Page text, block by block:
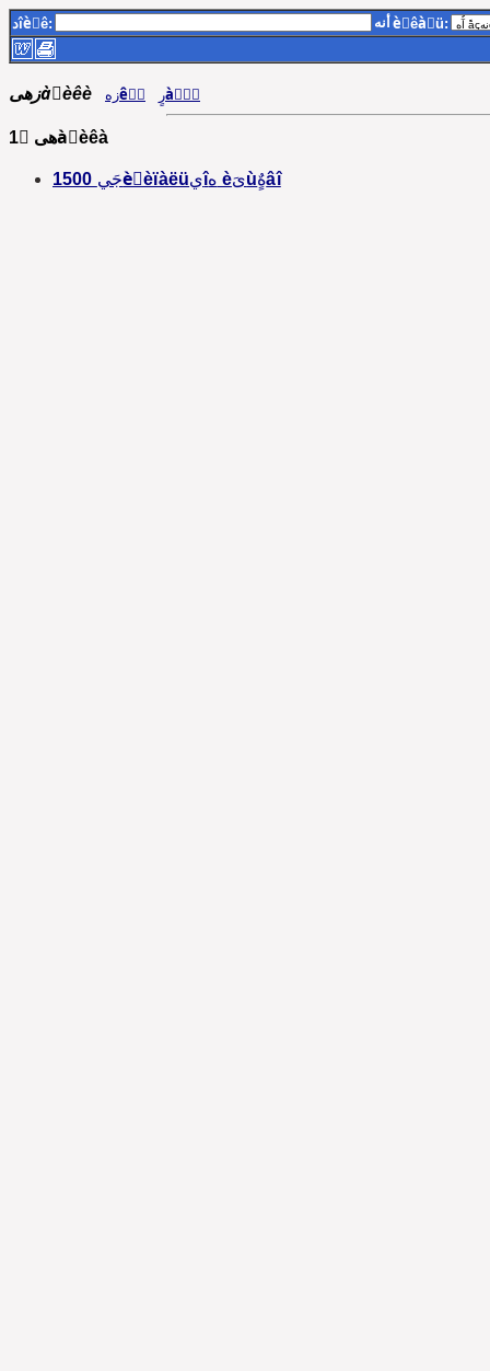
دîèٌê: أنه èٌêàٍü:
زهىàٍèêè زهêٌٍ رٍàٌٍَ
1 ٍهىàٍèêà
1500 جَيèِèïàëüيîه èىَùهٌٍâî